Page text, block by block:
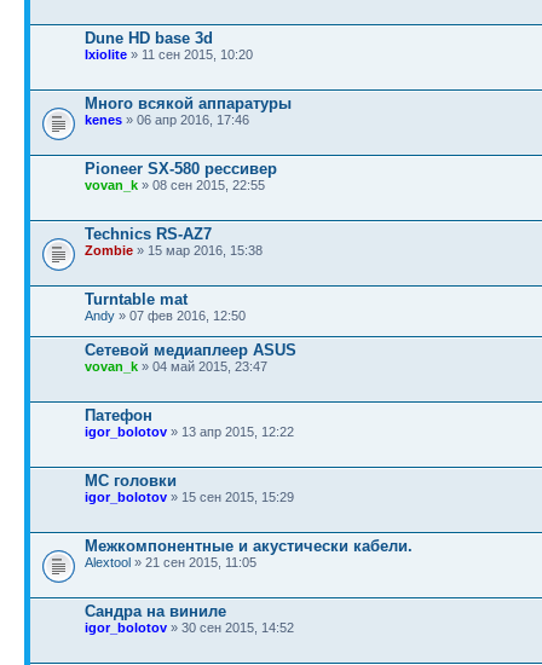
Dune HD base 3d
Ixiolite » 11 сен 2015, 10:20
Много всякой аппаратуры
kenes » 06 апр 2016, 17:46
Pioneer SX-580 рессивер
vovan_k » 08 сен 2015, 22:55
Technics RS-AZ7
Zombie » 15 мар 2016, 15:38
Turntable mat
Andy » 07 фев 2016, 12:50
Сетевой медиаплеер ASUS
vovan_k » 04 май 2015, 23:47
Патефон
igor_bolotov » 13 апр 2015, 12:22
МС головки
igor_bolotov » 15 сен 2015, 15:29
Межкомпонентные и акустически кабели.
Alextool » 21 сен 2015, 11:05
Сандра на виниле
igor_bolotov » 30 сен 2015, 14:52